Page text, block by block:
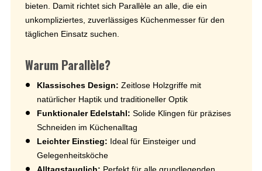
bieten. Damit richtet sich Parallèle an alle, die ein
unkompliziertes, zuverlässiges Küchenmesser für den
täglichen Einsatz suchen.
Warum Parallèle?
Klassisches Design: Zeitlose Holzgriffe mit
natürlicher Haptik und traditioneller Optik
Funktionaler Edelstahl: Solide Klingen für präzises
Schneiden im Küchenalltag
Leichter Einstieg: Ideal für Einsteiger und
Gelegenheitsköche